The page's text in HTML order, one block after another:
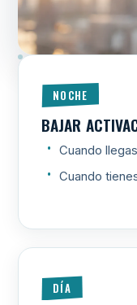
NOCHE
BAJAR
Cuando
Cuando
DÍA